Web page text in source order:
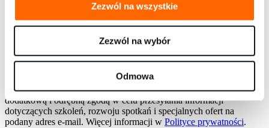
Zezwól na wszystkie
Zezwól na wybór
Odmowa
Wyrażam zgodę na otrzymywanie informacji dotyczących
webinarów, szkoleń i rozwoju osobistego na podany adres e-mail.
Mogę zrezygnować w każdej chwili.
S.A. z siedzibą przy ul. Równoległej 4a, 02-235 Warszawa. Dane
osobowe będą przetwarzane w celach kontaktowych, a za
dodatkową i odrębną zgodą w celu przesyłania informacji
dotyczących szkoleń, rozwoju spotkań i specjalnych ofert na
podany adres e-mail. Więcej informacji w Polityce prywatności.